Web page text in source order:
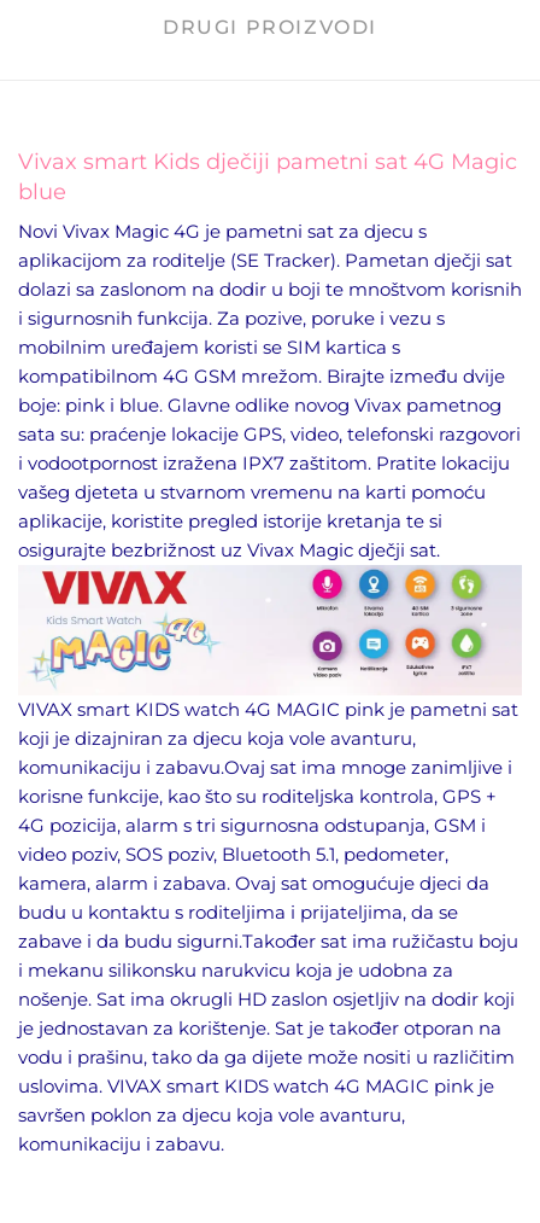
DRUGI PROIZVODI
Vivax smart Kids dječiji pametni sat 4G Magic
blue
Novi Vivax Magic 4G je pametni sat za djecu s
aplikacijom za roditelje (SE Tracker). Pametan dječji sat
dolazi sa zaslonom na dodir u boji te mnoštvom korisnih
i sigurnosnih funkcija. Za pozive, poruke i vezu s
mobilnim uređajem koristi se SIM kartica s
kompatibilnom 4G GSM mrežom. Birajte između dvije
boje: pink i blue. Glavne odlike novog Vivax pametnog
sata su: praćenje lokacije GPS, video, telefonski razgovori
i vodootpornost izražena IPX7 zaštitom. Pratite lokaciju
vašeg djeteta u stvarnom vremenu na karti pomoću
aplikacije, koristite pregled istorije kretanja te si
osigurajte bezbrižnost uz Vivax Magic dječji sat.
VIVAX smart KIDS watch 4G MAGIC pink je pametni sat
koji je dizajniran za djecu koja vole avanturu,
komunikaciju i zabavu.Ovaj sat ima mnoge zanimljive i
korisne funkcije, kao što su roditeljska kontrola, GPS +
4G pozicija, alarm s tri sigurnosna odstupanja, GSM i
video poziv, SOS poziv, Bluetooth 5.1, pedometer,
kamera, alarm i zabava. Ovaj sat omogućuje djeci da
budu u kontaktu s roditeljima i prijateljima, da se
zabave i da budu sigurni.Također sat ima ružičastu boju
i mekanu silikonsku narukvicu koja je udobna za
nošenje. Sat ima okrugli HD zaslon osjetljiv na dodir koji
je jednostavan za korištenje. Sat je također otporan na
vodu i prašinu, tako da ga dijete može nositi u različitim
uslovima. VIVAX smart KIDS watch 4G MAGIC pink je
savršen poklon za djecu koja vole avanturu,
komunikaciju i zabavu.